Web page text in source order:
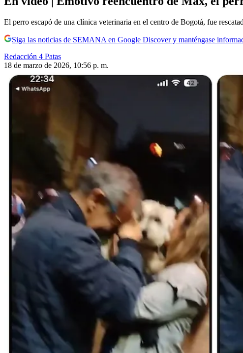
El perro escapó de una clínica veterinaria en el centro de Bogotá, fue
Siga las noticias de SEMANA en Google Discover y manténgase
Redacción 4 Patas
18 de marzo de 2026, 10:56 p. m.